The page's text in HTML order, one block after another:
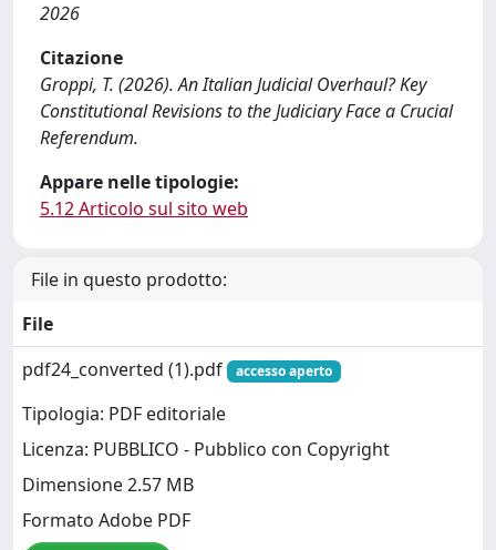
2026
Citazione
Groppi, T. (2026). An Italian Judicial Overhaul? Key
Constitutional Revisions to the Judiciary Face a Crucial
Referendum.
Appare nelle tipologie:
5.12 Articolo sul sito web
File in questo prodotto:
File
pdf24_converted (1).pdf
accesso aperto
Tipologia: PDF editoriale
Licenza: PUBBLICO - Pubblico con Copyright
Dimensione 2.57 MB
Formato Adobe PDF